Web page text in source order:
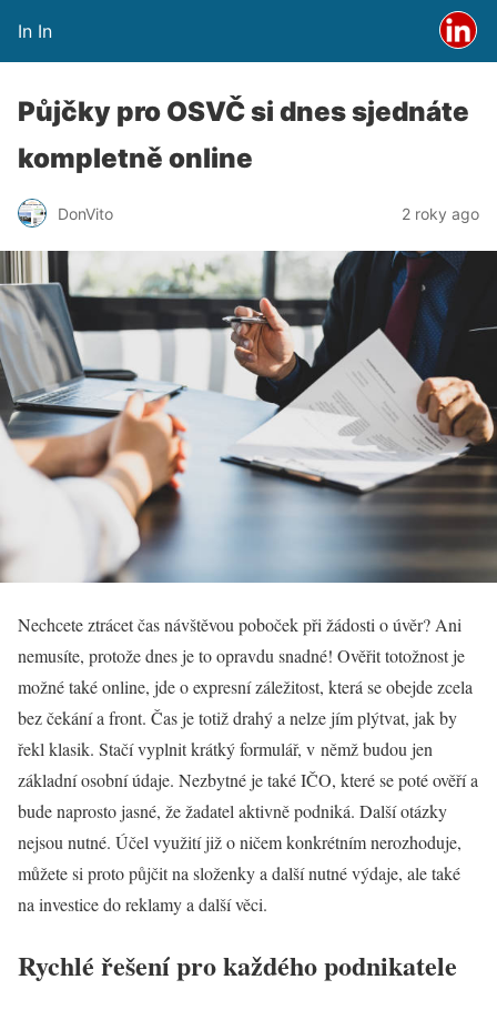
In In
Půjčky pro OSVČ si dnes sjednáte
kompletně online
DonVito 2 roky ago
Nechcete ztrácet čas návštěvou poboček při žádosti o úvěr? Ani
nemusíte, protože dnes je to opravdu snadné! Ověřit totožnost je
možné také online, jde o expresní záležitost, která se obejde zcela
bez čekání a front. Čas je totiž drahý a nelze jím plýtvat, jak by
řekl klasik. Stačí vyplnit krátký formulář, v němž budou jen
základní osobní údaje. Nezbytné je také IČO, které se poté ověří a
bude naprosto jasné, že žadatel aktivně podniká. Další otázky
nejsou nutné. Účel využití již o ničem konkrétním nerozhoduje,
můžete si proto půjčit na složenky a další nutné výdaje, ale také
na investice do reklamy a další věci.
Rychlé řešení pro každého podnikatele